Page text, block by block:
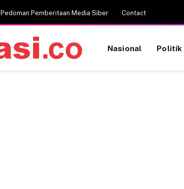
Pedoman Pemberitaan Media Siber Contact
Nasional Politik